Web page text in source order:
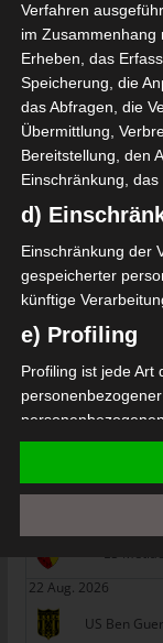
Avenir Sportif
e Ben
Jeunesse
Die nächsten
SPIELTAG 1
22 Aug. 2026
PS Sakiet
22 Aug. 2026
Stade
22 Aug. 2026
ES Hammam
22 Aug. 2026
ES
22 Aug. 2026
US Ben
Verfahren
im Zusammenhang
Erheben, das
Speicherung, die
das Abfragen, die
Übermittlung,
Bereitstellung, den
Einschränkung,
d)
Einschränkung der
gespeicherter
künftige
e) Profiling
Profiling ist jede Art
persönliche
beziehen, zu
Arbeitsleistung,
Vorlieben,
oder Ortswechsel
vorherzusagen.
f)